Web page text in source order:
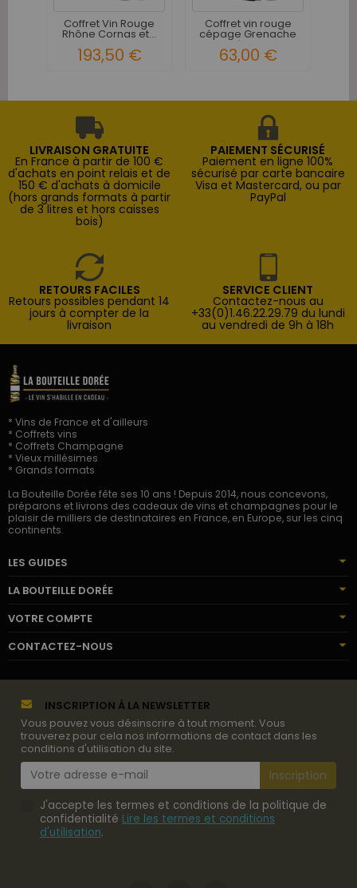
Coffret Vin Rouge
Rhône Cornas et...
193,50 €
Coffret vin rouge
cépage Grenache
Rhône 2...
63,00 €
LIVRAISON GRATUITE
En France à partir de 100 €
d'achats en point relais et de
150 € d'achats à domicile
(hors grands formats à partir
de 3 litres et hors caisses
bois)
PAIEMENT SÉCURISÉ
Paiement en ligne 100%
sécurisé par carte bancaire
Visa et Mastercard, ou par
PayPal
RETOURS FACILES
Retours possibles pendant 14
jours à compter de la
livraison
SERVICE CLIENT
Contactez-nous au
+33(0)1.46.22.29.79 du lundi
au vendredi de 9h à 18h
* Vins de France et d'ailleurs
* Coffrets vins
* Coffrets Champagne
* Vieux millésimes
* Grands formats
La Bouteille Dorée fête ses 10 ans ! Depuis 2014, nous concevons,
préparons et livrons des cadeaux de vins et champagnes pour le
plaisir de milliers de destinataires en France, en Europe, sur les cinq
continents.
LES GUIDES
LA BOUTEILLE DORÉE
VOTRE COMPTE
CONTACTEZ-NOUS
INSCRIPTION À LA NEWSLETTER
Vous pouvez vous désinscrire à tout moment. Vous
trouverez pour cela nos informations de contact dans les
conditions d'utilisation du site.
J'accepte les termes et conditions de la politique de
confidentialité Lire les termes et conditions
d'utilisation.